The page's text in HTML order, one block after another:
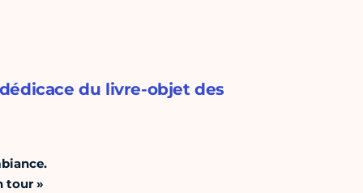
du livre-objet des
tour »